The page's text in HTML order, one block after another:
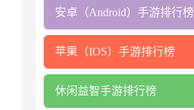
安卓（Android）手游排行榜
苹果（IOS）手游排行榜
休闲益智手游排行榜